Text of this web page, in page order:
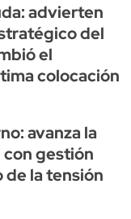
advierten
del
el
colocación
avanza la
gestión
de la tensión